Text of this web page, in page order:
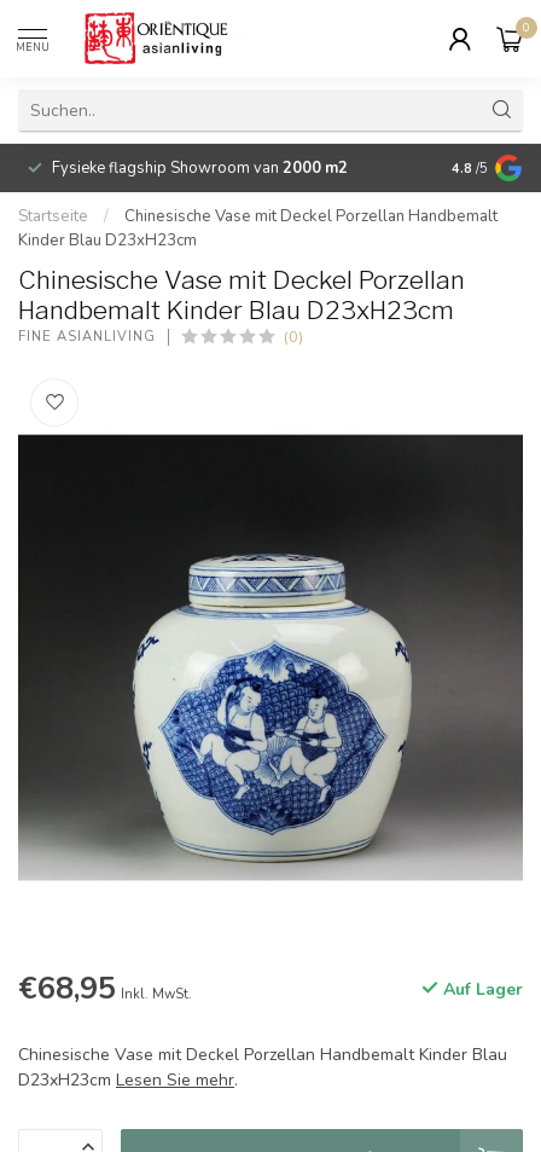
MENU
0
Fysieke flagship Showroom van 2000 m2 Betaalbare
4.8 /5
Startseite /
Chinesische Vase mit Deckel Porzellan Handbemalt
Kinder Blau D23xH23cm
Chinesische Vase mit Deckel Porzellan
Handbemalt Kinder Blau D23xH23cm
FINE ASIANLIVING (0)
€68,95 Inkl. MwSt. Auf Lager
Chinesische Vase mit Deckel Porzellan Handbemalt Kinder Blau
D23xH23cm Lesen Sie mehr.